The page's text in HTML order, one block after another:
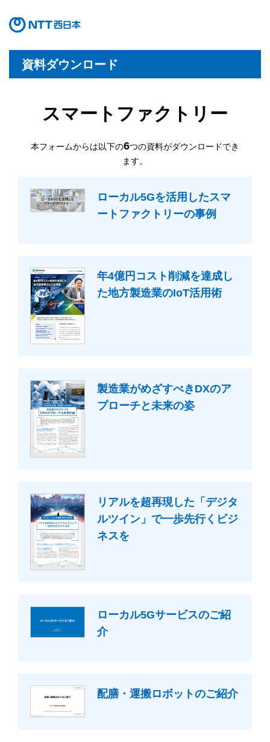
資料ダウンロード
スマートファクトリー
本フォームからは以下の6つの資料がダウンロードでき
ます。
ローカル5Gを活用したスマ
ートファクトリーの事例
年4億円コスト削減を達成し
た地方製造業のIoT活用術
製造業がめざすべき DXのア
プローチと未来の姿
リアルを超再現した「デジタ
ルツイン」で一歩先行くビジ
ネスを
ローカル5Gサービスのご紹
介
配膳・運搬ロボットのご紹介